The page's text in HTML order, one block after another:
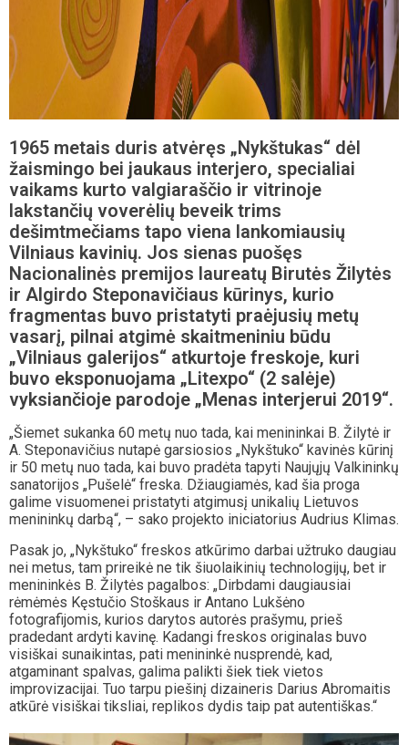
1965 metais duris atvėręs „Nykštukas“ dėl
žaismingo bei jaukaus interjero, specialiai
vaikams kurto valgiaraščio ir vitrinoje
lakstančių voverėlių beveik trims
dešimtmečiams tapo viena lankomiausių
Vilniaus kavinių. Jos sienas puošęs
Nacionalinės premijos laureatų Birutės Žilytės
ir Algirdo Steponavičiaus kūrinys, kurio
fragmentas buvo pristatyti praėjusių metų
vasarį, pilnai atgimė skaitmeniniu būdu
„Vilniaus galerijos“ atkurtoje freskoje, kuri
buvo eksponuojama „Litexpo“ (2 salėje)
vyksiančioje parodoje „Menas interjerui 2019“.
„Šiemet sukanka 60 metų nuo tada, kai menininkai B. Žilytė ir
A. Steponavičius nutapė garsiosios „Nykštuko“ kavinės kūrinį
ir 50 metų nuo tada, kai buvo pradėta tapyti Naujųjų Valkininkų
sanatorijos „Pušelė“ freska. Džiaugiamės, kad šia proga
galime visuomenei pristatyti atgimusį unikalių Lietuvos
menininkų darbą“, – sako projekto iniciatorius Audrius Klimas.
Pasak jo, „Nykštuko“ freskos atkūrimo darbai užtruko daugiau
nei metus, tam prireikė ne tik šiuolaikinių technologijų, bet ir
menininkės B. Žilytės pagalbos: „Dirbdami daugiausiai
rėmėmės Kęstučio Stoškaus ir Antano Lukšėno
fotografijomis, kurios darytos autorės prašymu, prieš
pradedant ardyti kavinę. Kadangi freskos originalas buvo
visiškai sunaikintas, pati menininkė nusprendė, kad,
atgaminant spalvas, galima palikti šiek tiek vietos
improvizacijai. Tuo tarpu piešinį dizaineris Darius Abromaitis
atkūrė visiškai tiksliai, replikos dydis taip pat autentiškas.“